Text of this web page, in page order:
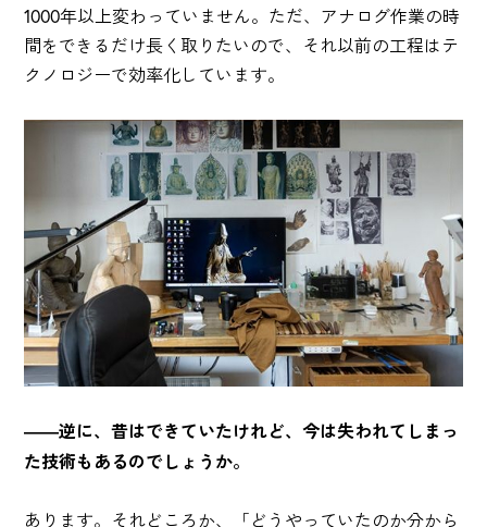
1000年以上変わっていません。ただ、アナログ作業の時
間をできるだけ長く取りたいので、それ以前の工程はテ
クノロジーで効率化しています。
――逆に、昔はできていたけれど、今は失われてしまっ
た技術もあるのでしょうか。
あります。それどころか、「どうやっていたのか分から